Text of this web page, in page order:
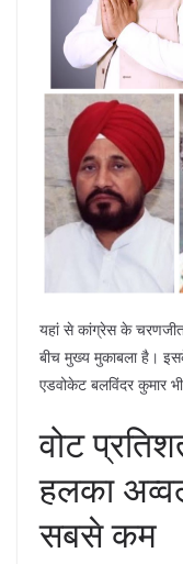
यहां से कांग्रेस के
बीच मुख्य मुकाबला है।
एडवोकेट बलविंदर कुमार
वोट
हलका
सबसे कम